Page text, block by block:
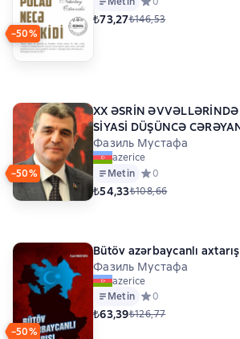
−50%
₺73,27₺146,53
−50%
XX ƏSRİN
SİYASİ DÜŞÜNCƏ
Фазиль Мустафа
azerice
Metin Средний рейтинг 0
0
₺54,33₺108,66
−50%
Bütöv azərbaycanlı
Фазиль Мустафа
azerice
Metin Средний рейтинг 0
0
₺63,39₺126,77